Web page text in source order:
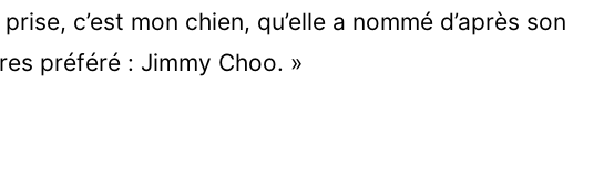
prise, c’est mon chien, qu’elle a nommé d’après son
préféré : Jimmy Choo. »